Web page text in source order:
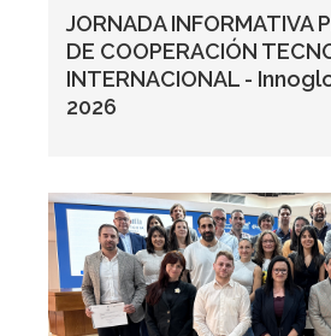
JORNADA INFORMATIVA
DE COOPERACIÓN
INTERNACIONAL -
2026